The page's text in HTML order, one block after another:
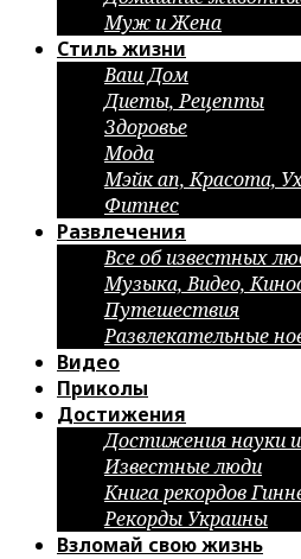
Муж и Жена
Стиль жизни
Ваш Дом
Диеты, Рецепты
Здоровье
Мода
Мэйк ап, Красота,
Фитнес
Развлечения
Все об известных
Музыка, Видео,
Путешествия
Развлекательные
Видео
Приколы
Достижения
Достижения науки
Известные люди
Книга рекордов
Рекорды Украины
Взломай свою жизнь